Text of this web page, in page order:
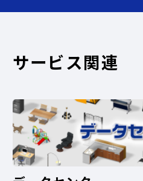
サービス関連